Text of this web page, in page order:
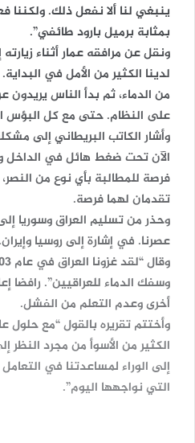
ينبغي لنا ألا نفعل ذلك. ولكننا
بمثابة برميل بارود طائفي”.
ونقل عن مرافقه عمار أثناء
لدينا الكثير من الأمل في
من الدماء، ثم بدأ الناس
على النظام. حتى مع كل البؤس
وأشار الكاتب البريطاني إلى
الآن تحت ضغط هائل في الداخل
فرصة للمطالبة بأي نوع من
تقدمان لهما فرصة.
وحذر من تسليم العراق وسوريا
عصرنا. في إشارة إلى روسيا وإيران.
وسفك الدماء للعراقيين”. رافضا
أخرى وعدم التعلم من الفشل.
الكثير من الأسوأ من مجرد
إلى الوراء لمساعدتنا في
التي نواجهها اليوم”.